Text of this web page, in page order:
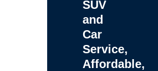
SUV
and
Car
Service,
Affordable,